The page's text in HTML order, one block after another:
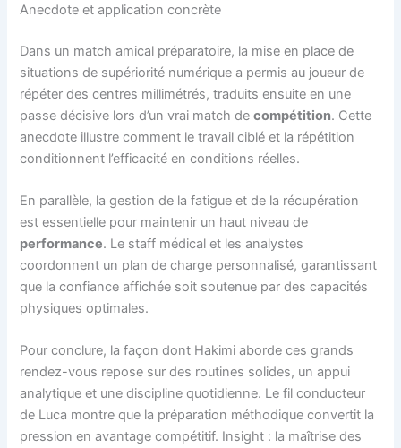
Anecdote et application concrète
Dans un match amical préparatoire, la mise en place de
situations de supériorité numérique a permis au joueur de
répéter des centres millimétrés, traduits ensuite en une
passe décisive lors d’un vrai match decompétition. Cette
anecdote illustre comment le travail ciblé et la répétition
conditionnent l’efficacité en conditions réelles.
En parallèle, la gestion de la fatigue et de la récupération
est essentielle pour maintenir un haut niveau de
performance. Le staff médical et les analystes
coordonnent un plan de charge personnalisé, garantissant
que la confiance affichée soit soutenue par des capacités
physiques optimales.
Pour conclure, la façon dont Hakimi aborde ces grands
rendez-vous repose sur des routines solides, un appui
analytique et une discipline quotidienne. Le fil conducteur
de Luca montre que la préparation méthodique convertit la
pression en avantage compétitif. Insight : la maîtrise des